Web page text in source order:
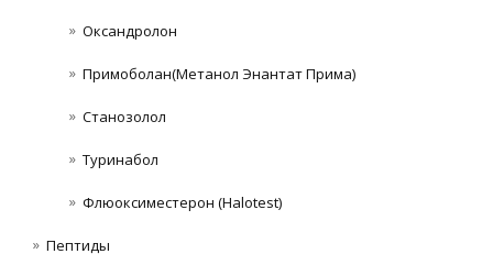
Оксандролон
Примоболан(Метанол Энантат Прима)
Станoзолол
Туринабол
Флюоксиместерон (Halotest)
Пептиды